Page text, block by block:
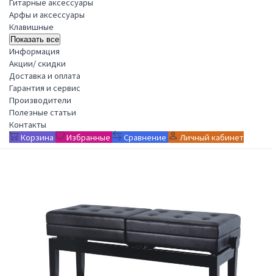
Арфы и аксессуары
Клавишные
Показать все
Информация
Акции/ скидки
Доставка и оплата
Гарантия и сервис
Производители
Полезные статьи
Контакты
Корзина
Избранные Сравнение Личный кабинет